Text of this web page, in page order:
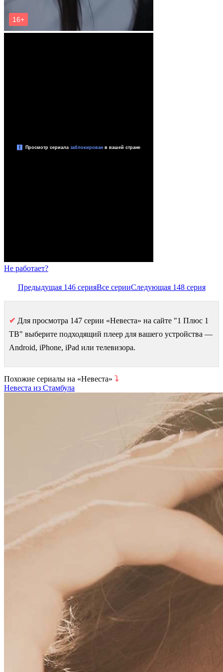
Не работает?
Предыдущая 146 серияВсе серииСледующая 148 серия
✔ Для просмотра 147 серии «Невеста» на сайте "1 Плюс 1
ТВ" выберите подходящий плеер для вашего устройства —
Android, iPhone, iPad или телевизора.
Похожие сериалы на «Невеста» ⤵
Невеста из Стамбула